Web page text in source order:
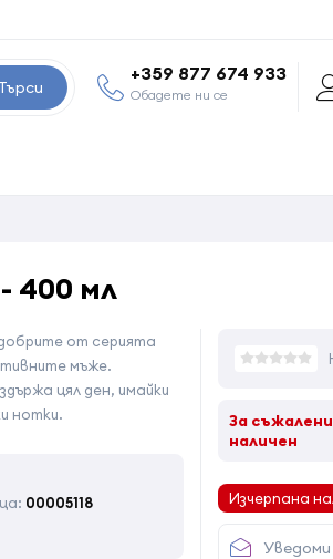
Търси
+359 877 674 933
Обадете ни се
400 мл
от серията
мъже.
цял ден, имайки
нотки.
00005118
За
наличен
Изчерпана
Уведоми